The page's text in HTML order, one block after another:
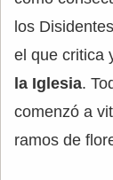
los
el que critica
la Iglesia.
comenzó a
ramos de